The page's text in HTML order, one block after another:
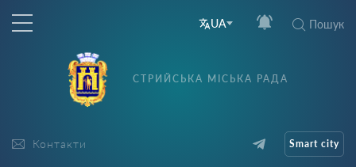
UA Пошук
Контакти
СТРИЙСЬКА МІСЬКА РАДА
Smart city